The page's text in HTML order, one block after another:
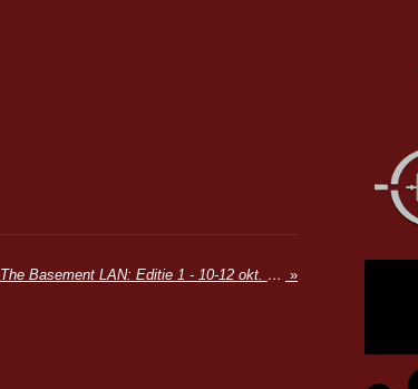
The Basement LAN: Editie 1 - 10-12 okt. 2025 »